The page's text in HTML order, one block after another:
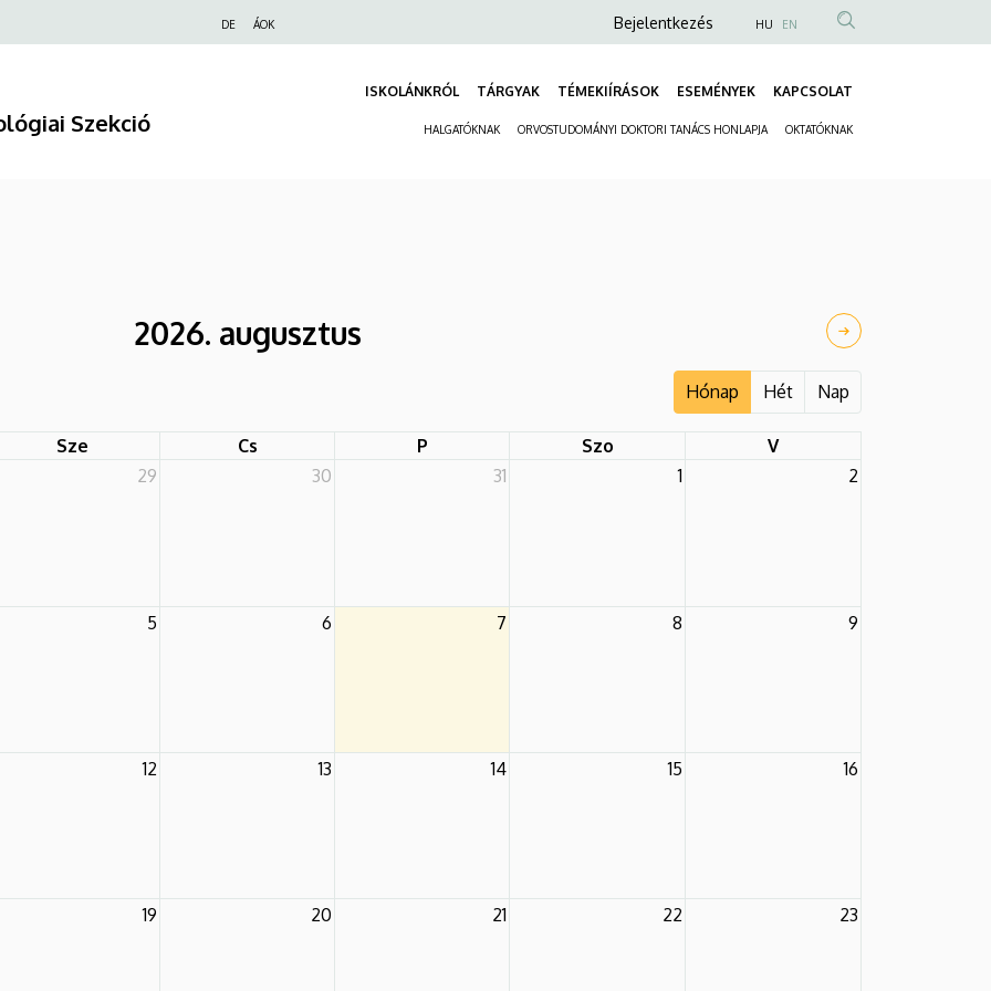
DE ÁOK
Anonim
fiók
Bejelentkezés HU EN
Szekció
ISKOLÁNKRÓL TÁRGYAK TÉMEKIÍRÁSOK ESEMÉNYEK KAPCSOLAT
HALGATÓKNAK ORVOSTUDOMÁNYI DOKTORI TANÁCS HONLAPJA OKTATÓKNAK
2026. augusztus
Hónap Hét Nap
Sze Cs P Szo
V
29 30 31 1 2
5 6 7 8 9
12 13 14 15 16
19 20 21 22 23